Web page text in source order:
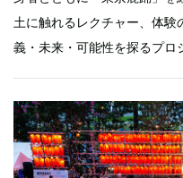
土に触れるレクチャー、体
義・未来・可能性を探るプロ